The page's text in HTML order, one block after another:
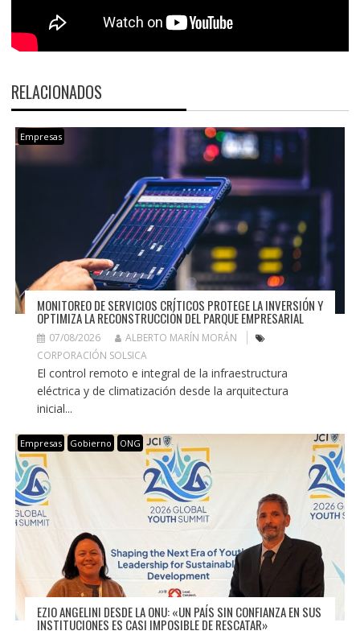
RELACIONADOS
Empresas
MONITOREO DE SERVICIOS CRÍTICOS PROTEGE LA INVERSIÓN Y
OPTIMIZA LA RECONSTRUCCIÓN DEL PARQUE EMPRESARIAL
07/08/2026
ALBERTO MARÍN MORÁN
CORPORACIÓN SOLSICA
El control remoto e integral de la infraestructura
eléctrica y de climatización desde la arquitectura
inicial...
Empresas Gobierno ONG
EZIO ANGELINI DESDE LA ONU: «UN PAÍS SIN CONFIANZA EN SUS
INSTITUCIONES ES CASI IMPOSIBLE DE RESCATAR»